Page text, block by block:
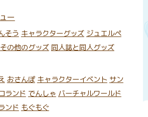
ー
そう キャラクターグッズ ジュエルペ
その他のグッズ 同人誌と同人グッズ
おさんぽ キャラクターイベント サン
ランド でんしゃ バーチャルワールド
ンド もぐもぐ